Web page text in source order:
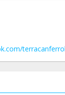
terracanferrol